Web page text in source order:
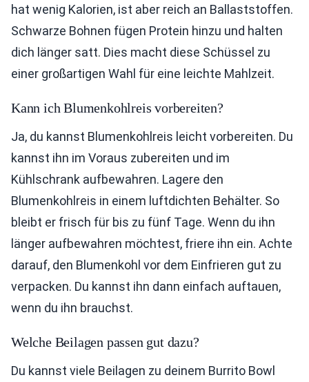
hat wenig Kalorien, ist aber reich an Ballaststoffen.
Schwarze Bohnen fügen Protein hinzu und halten
dich länger satt. Dies macht diese Schüssel zu
einer großartigen Wahl für eine leichte Mahlzeit.
Kann ich Blumenkohlreis vorbereiten?
Ja, du kannst Blumenkohlreis leicht vorbereiten. Du
kannst ihn im Voraus zubereiten und im
Kühlschrank aufbewahren. Lagere den
Blumenkohlreis in einem luftdichten Behälter. So
bleibt er frisch für bis zu fünf Tage. Wenn du ihn
länger aufbewahren möchtest, friere ihn ein. Achte
darauf, den Blumenkohl vor dem Einfrieren gut zu
verpacken. Du kannst ihn dann einfach auftauen,
wenn du ihn brauchst.
Welche Beilagen passen gut dazu?
Du kannst viele Beilagen zu deinem Burrito Bowl